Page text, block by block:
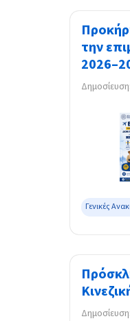
την
Δημοσίευση:
Γενικές
Δημοσίευση: